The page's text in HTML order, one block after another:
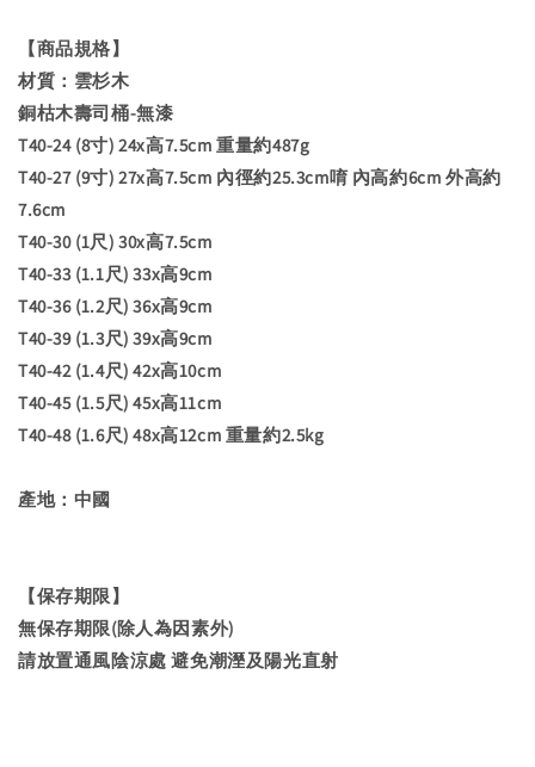
【商品規格】
材質：雲杉木
銅枯木壽司桶-無漆
T40-24 (8寸) 24x高7.5cm 重量約487g
T40-27 (9寸) 27x高7.5cm 內徑約25.3cm唷 內高約6cm 外高約
7.6cm
T40-30 (1尺) 30x高7.5cm
T40-33 (1.1尺) 33x高9cm
T40-36 (1.2尺) 36x高9cm
T40-39 (1.3尺) 39x高9cm
T40-42 (1.4尺) 42x高10cm
T40-45 (1.5尺) 45x高11cm
T40-48 (1.6尺) 48x高12cm 重量約2.5kg
產地：中國
【保存期限】
無保存期限(除人為因素外)
請放置通風陰涼處 避免潮溼及陽光直射